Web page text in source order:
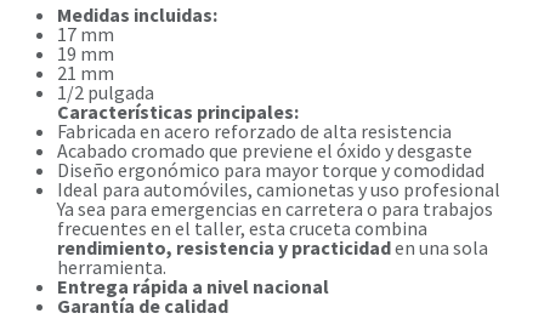
Medidas incluidas:
17 mm
19 mm
21 mm
1/2 pulgada
Características principales:
Fabricada en acero reforzado de alta resistencia
Acabado cromado que previene el óxido y desgaste
Diseño ergonómico para mayor torque y comodidad
Ideal para automóviles, camionetas y uso profesional
Ya sea para emergencias en carretera o para trabajos
frecuentes en el taller, esta cruceta combina
rendimiento, resistencia y practicidaden una sola
herramienta.
Entrega rápida a nivel nacional
Garantía de calidad